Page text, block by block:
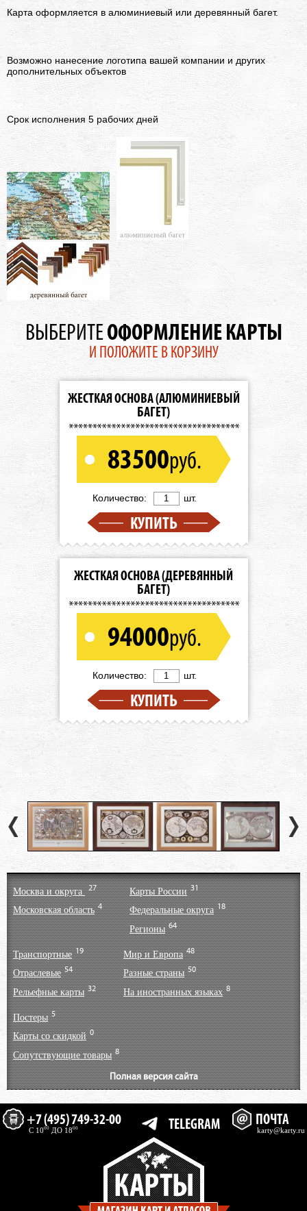
Карта оформляется в алюминиевый или деревянный багет.
Возможно нанесение логотипа вашей компании и других
дополнительных объектов
Срок исполнения 5 рабочих дней
ВЫБЕРИТЕОФОРМЛЕНИЕ КАРТЫ
И ПОЛОЖИТЕ В КОРЗИНУ
ЖЕСТКАЯ ОСНОВА (АЛЮМИНИЕВЫЙ
БАГЕТ)
83500руб.
Количество: шт.
КУПИТЬ
ЖЕСТКАЯ ОСНОВА (ДЕРЕВЯННЫЙ
БАГЕТ)
94000руб.
Количество: шт.
КУПИТЬ
Москва и округа 27
Московская область 4
Карты России 31
Федеральные округа 18
Регионы 64
Транспортные 19
Отраслевые 54
Рельефные карты 32
Мир и Европа 48
Разные страны 50
На иностранных языках 8
Постеры 5
Карты со скидкой 0
Сопутствующие товары 8
Полная версия сайта
+7 (495) 749-32-00
C 1000ДО 1800 TELEGRAM ПОЧТА
karty@karty.ru